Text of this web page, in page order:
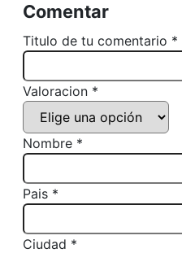
Comentar
Titulo de tu comentario *
Valoracion *
Nombre *
Pais *
Ciudad *